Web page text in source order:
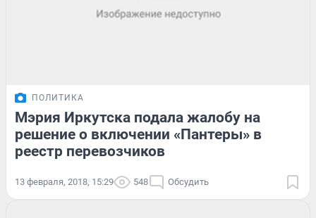
ПОЛИТИКА
Мэрия Иркутска подала жалобу на
решение о включении «Пантеры» в
реестр перевозчиков
13 февраля, 2018, 15:29 548 Обсудить